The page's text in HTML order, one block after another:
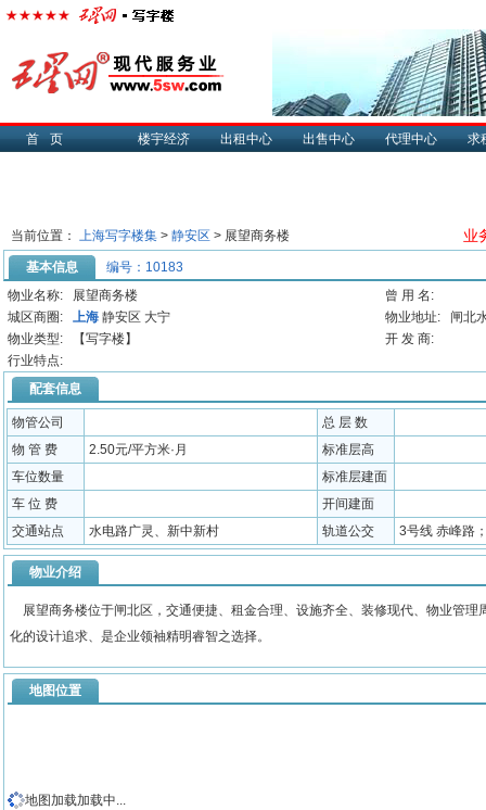
首页 楼宇经济 出租中心 出售中心 代理中心 求
当前位置： 上海写字楼集 > 静安区 > 展望商务楼 业
基本信息
编号：10183
物业名称:
展望商务楼
曾 用 名:
城区商圈:
上海 静安区 大宁 物业地址:
闸北
物业类型:
【写字楼】
开 发 商:
行业特点:
配套信息
物管公司
总 层 数
物 管 费
2.50元/平方米·月
标准层高
车位数量
标准层建面
车 位 费
开间建面
交通站点
水电路广灵、新中新村 轨道公交 3号线 赤峰路
物业介绍
展望商务楼位于闸北区，交通便捷、租金合理、设施齐全、装修现代、物业管
化的设计追求、是企业领袖精明睿智之选择。
地图位置
地图加载加载中...